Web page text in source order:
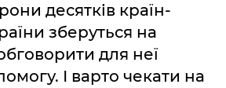
десятків країн-
зберуться на
для неї
І варто чекати на